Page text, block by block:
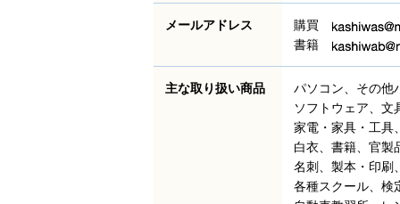
メールアドレス
購買
書籍
主な取り扱い商品
パソコン、その他
ソフトウェア、文
家電・家具・工具
白衣、書籍、官製
名刺、製本・印刷
各種スクール、検